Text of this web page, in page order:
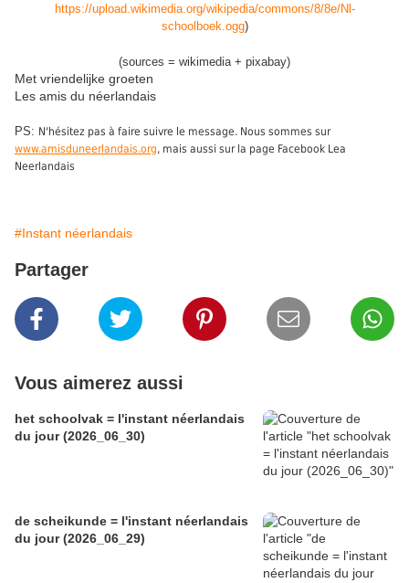
https://upload.wikimedia.org/wikipedia/commons/8/8e/Nl-
schoolboek.ogg)
(sources = wikimedia + pixabay)
Met vriendelijke groeten
Les amis du néerlandais
PS: N'hésitez pas à faire suivre le message. Nous sommes sur
www.amisduneerlandais.org, mais aussi sur la page Facebook Lea
Neerlandais
#Instant néerlandais
Partager
Vous aimerez aussi
het schoolvak = l'instant néerlandais
du jour (2026_06_30)
de scheikunde = l'instant néerlandais
du jour (2026_06_29)